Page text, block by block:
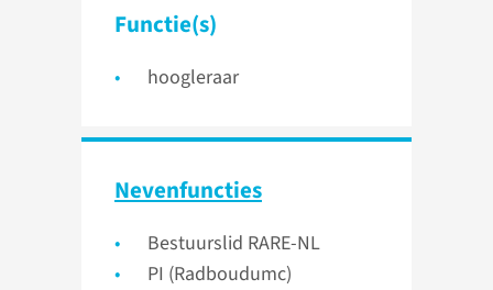
Functie(s)
hoogleraar
Nevenfuncties
Bestuurslid RARE-NL
PI (Radboudumc)